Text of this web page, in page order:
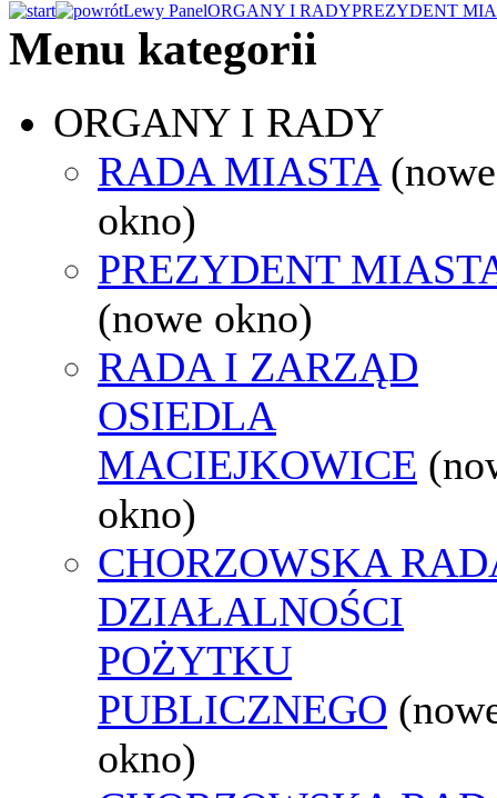
Lewy PanelORGANY I RADYPREZYDENT
Menu kategorii
ORGANY I RADY
RADA MIASTA (nowe
okno)
PREZYDENT
(nowe okno)
RADA I ZARZĄD
OSIEDLA
MACIEJKOWICE
okno)
CHORZOWSKA
DZIAŁALNOŚCI
POŻYTKU
PUBLICZNEGO
okno)